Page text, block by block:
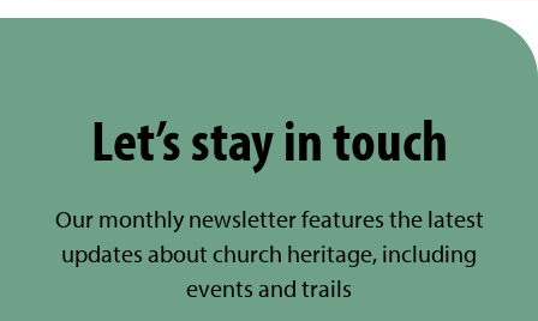
Let’s stay in touch
Our monthly newsletter features the latest
updates about church heritage, including
events and trails